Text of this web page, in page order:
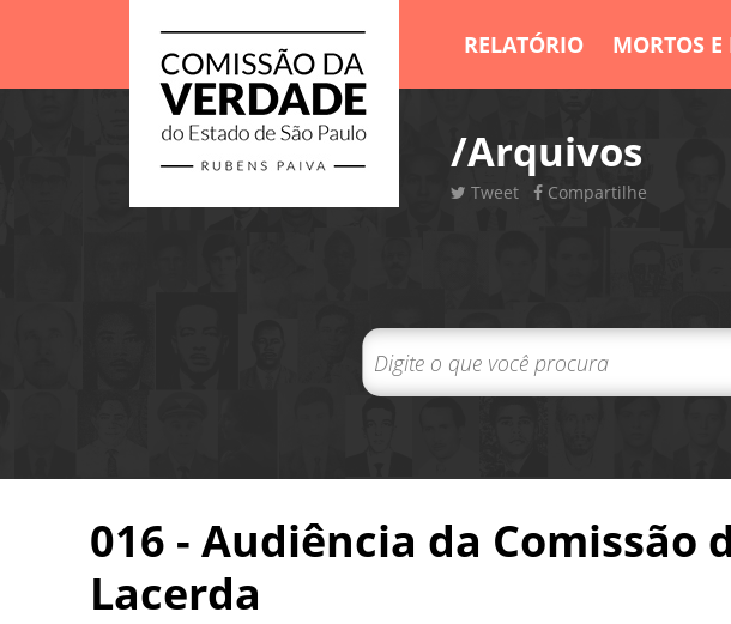
RELATÓRIO MORTOS E
/Arquivos
Tweet Compartilhe
016 - Audiência da Comissão
Lacerda